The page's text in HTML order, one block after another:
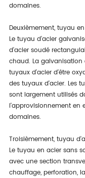
domaines.
Deuxièmement, tuyau
Le tuyau d'acier
d'acier soudé
chaud. La
tuyaux d'acier d'être
des tuyaux d'acier. Les
sont largement utilisés
l'approvisionnement en
domaines.
Troisièmement, tuyau
Le tuyau en acier sans
avec une section
chauffage, perforation,